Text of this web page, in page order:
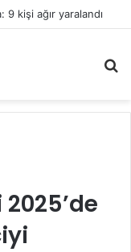
9 kişi ağır yaralandı
...